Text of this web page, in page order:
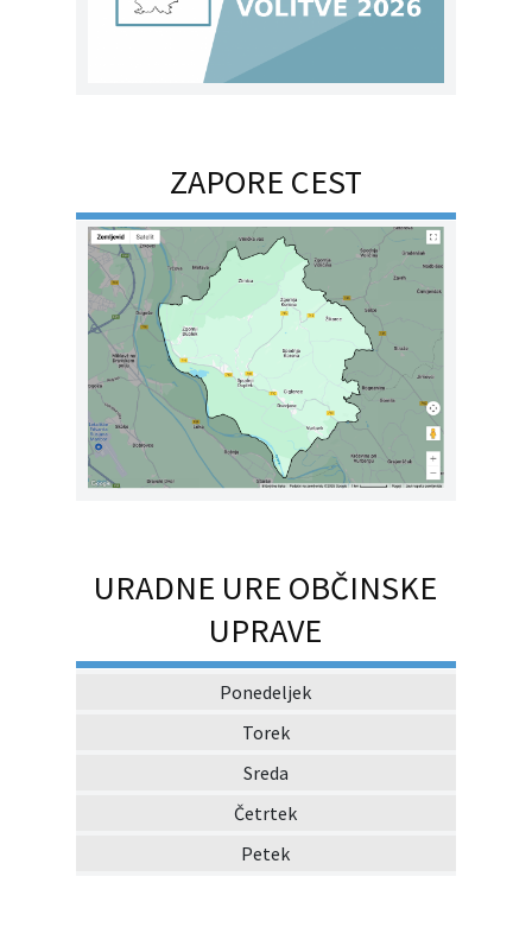
ZAPORE CEST
URADNE URE OBČINSKE
UPRAVE
Ponedeljek
Torek
Sreda
Četrtek
Petek